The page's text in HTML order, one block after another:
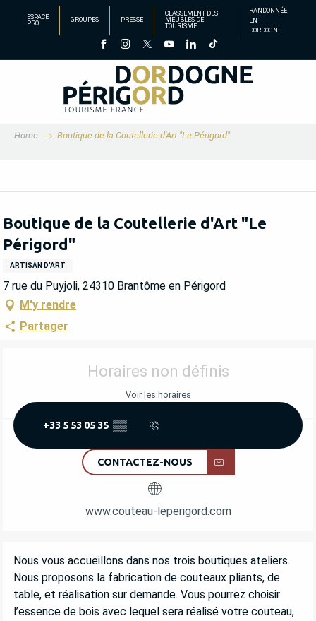
principal
ESPACE
PRO
GROUPES PRESSE
CLASSEMENT DES
MEUBLÉS DE
TOURISME
RANDONNÉE
EN
DORDOGNE
Home Boutique de la Coutellerie d'Art "Le Périgord"
Boutique de la Coutellerie d'Art "Le
Périgord"
ARTISAN D'ART
7 rue du Puyjoli, 24310 Brantôme en Périgord
M'y rendre
Partager
OUVERTURE ET COORDONNÉES
Horaires non définis
Voir les horaires
+33 5 53 05 35 ▒▒
CONTACTEZ-NOUS
www.couteau-leperigord.com
DESCRIPTION
Nous vous accueillons dans nos trois boutiques ateliers.
Nous proposons la fabrication de couteaux pliants, de
table, et réalisation sur demande. Vous pourrez choisir
l’essence de bois avec lequel sera réalisé votre couteau,